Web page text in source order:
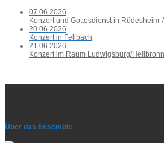
07.06.2026
Konzert und Gottesdienst in Rüdesheim-
20.06.2026
Konzert in Fellbach
21.06.2026
Konzert im Raum Ludwigsburg/Heilbronn
Über das Ensemble